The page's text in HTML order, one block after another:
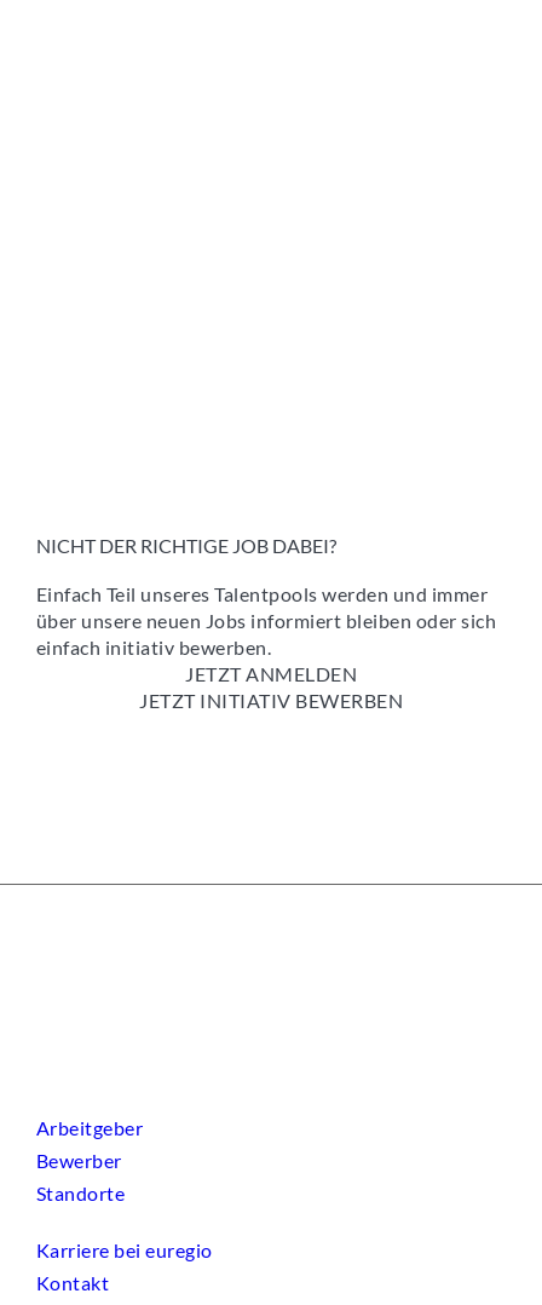
NICHT DER RICHTIGE JOB DABEI?
Einfach Teil unseres Talentpools werden und immer
über unsere neuen Jobs informiert bleiben oder sich
einfach initiativ bewerben.
JETZT ANMELDEN
JETZT INITIATIV BEWERBEN
Arbeitgeber
Bewerber
Standorte
Karriere bei euregio
Kontakt